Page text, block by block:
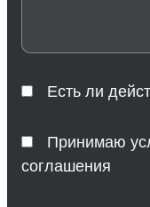
Есть ли
Принимаю
соглашения